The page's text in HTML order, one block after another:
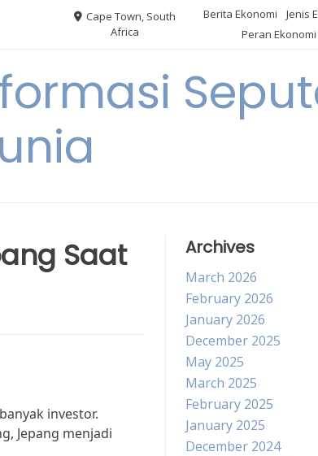
Cape Town, South
Africa
Berita Ekonomi
Jenis
Peran Ekonomi
Saat
investor.
Jepang menjadi
Archives
March 2026
February 2026
January 2026
December 2025
May 2025
March 2025
February 2025
January 2025
December 2024